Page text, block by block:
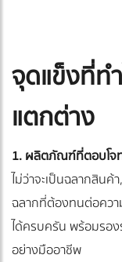
จุดแข็งที่ท
แตกต่าง
1. ผลิตภัณฑ์ที่ตอบโจ
ไม่ว่าจะเป็นฉลากสิน
ฉลากที่ต้องทนต่อควา
ได้ครบครัน พร้อมรอง
อย่างมืออาชีพ